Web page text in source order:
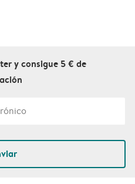
y consigue 5 € de